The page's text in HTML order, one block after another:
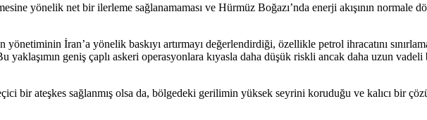
yönelik net bir ilerleme sağlanamaması ve Hürmüz Boğazı’nda enerji akışının normale
yönetiminin İran’a yönelik baskıyı artırmayı değerlendirdiği, özellikle petrol ihracatını
yaklaşımın geniş çaplı askeri operasyonlara kıyasla daha düşük riskli ancak daha uzun vadeli
bir ateşkes sağlanmış olsa da, bölgedeki gerilimin yüksek seyrini koruduğu ve kalıcı bir